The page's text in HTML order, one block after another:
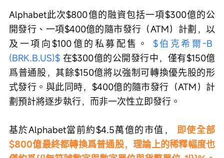
Alphabet此次$800億的融資包括一項$300億的公
開發行、一項$400億的隨市發行（ATM）計劃，以
及一項向$100億的私募配售。 $伯克希爾-B
(BRK.B.US)$ 在$300億的公開發行中，僅有$150億
爲普通股，其餘$150億將以強制可轉換優先股的形
式發行。與此同時，$400億的隨市發行（ATM）計
劃預計將逐步執行，而非一次性立即發行。
基於Alphabet當前約$4.5萬億的市值， 即使全部
$800億最終都轉換爲普通股，理論上的稀釋幅度也